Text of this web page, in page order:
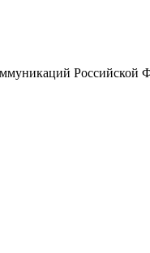
Российской